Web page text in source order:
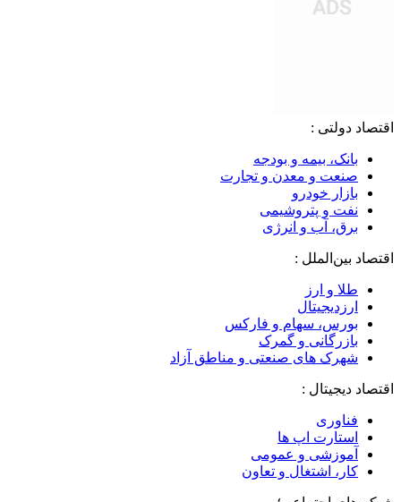
اقتصاد دولتی :
بانک، بیمه و بودجه
صنعت و معدن و تجارت
بازار خودرو
نفت و پتروشیمی
برق، آب و انرژی
اقتصاد بین‌الملل :
طلا و ارز
ارزدیجیتال
بورس، سهام و فارکس
بازرگانی و گمرک
شهرک های صنعتی و مناطق آزاد
اقتصاد دیجیتال :
فناوری
استارت اپ ها
آموزشی و عمومی
کار، اشتغال و تعاون